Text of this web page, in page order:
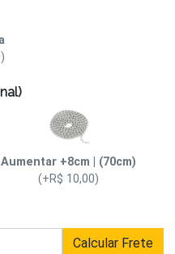
Aumentar +8cm | (70cm)
(+R$ 10,00)
Calcular Frete